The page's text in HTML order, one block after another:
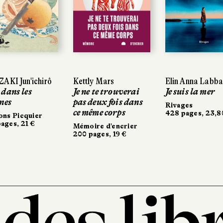
Jun'ichirô
les
Picquier
21 €
Kettly Mars
Je ne te trouverai
pas deux fois dans
ce même corps
Mémoire d'encrier
200 pages, 19 €
Elin Anna Labba
Je suis la mer
Rivages
428 pages,
Jun'ichirô
les
Picquier
21 €
Kettly Mars
Je ne te trouverai
pas deux fois dans
ce même corps
Mémoire d'encrier
200 pages, 19 €
Elin Anna Labba
Je suis la mer
Rivages
428 pages,